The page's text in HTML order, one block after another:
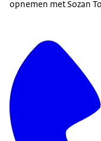
opnemen met Sozan